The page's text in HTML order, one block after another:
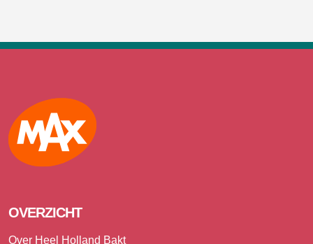
Max
OVERZICHT
Over Heel Holland Bakt